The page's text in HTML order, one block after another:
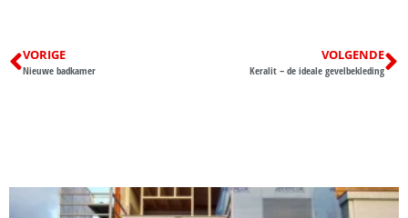
VORIGE
Nieuwe badkamer
VOLGENDE
Keralit – de ideale gevelbekleding